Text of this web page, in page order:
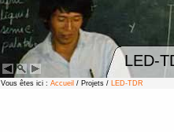
LED-
Vous êtes ici : Accueil / Projets / LED-TDR